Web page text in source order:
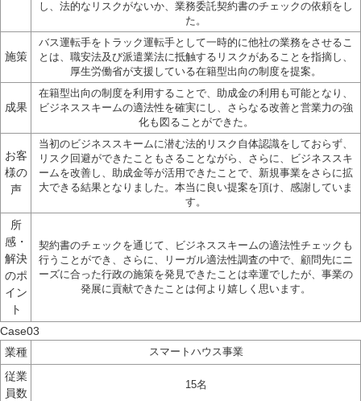
し、法的なリスクがないか、業務委託契約書のチェックの依頼をし
た。
施策
バス運転手をトラック運転手として一時的に他社の業務をさせるこ
とは、職安法及び派遣業法に抵触するリスクがあることを指摘し、
厚生労働省が支援している在籍型出向の制度を提案。
成果
在籍型出向の制度を利用することで、助成金の利用も可能となり、
ビジネススキームの適法性を確実にし、さらなる改善と営業力の強
化も図ることができた。
お客
様の
声
当初のビジネススキームに潜む法的リスク自体認識をしておらず、
リスク回避ができたこともさることながら、さらに、ビジネススキ
ームを改善し、助成金等が活用できたことで、新規事業をさらに拡
大できる結果となりました。本当に良い提案を頂け、感謝していま
す。
所
感・
解決
のポ
イン
ト
契約書のチェックを通じて、ビジネススキームの適法性チェックも
行うことができ、さらに、リーガル適法性調査の中で、顧問先にニ
ーズに合った行政の施策を発見できたことは幸運でしたが、事業の
発展に貢献できたことは何より嬉しく思います。
Case03
業種
スマートハウス事業
従業
員数
15名